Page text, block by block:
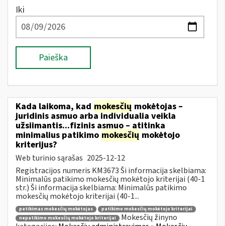
Iki
Paieška
Kada laikoma, kad mokesčių mokėtojas –
juridinis asmuo arba individualia veikla
užsiimantis...fizinis asmuo – atitinka
minimalius patikimo mokesčių mokėtojo
kriterijus?
Web turinio sąrašas 2025-12-12
Registracijos numeris KM3673 Ši informacija skelbiama:
Minimalūs patikimo mokesčių mokėtojo kriterijai (40-1
str.) Ši informacija skelbiama: Minimalūs patikimo
mokesčių mokėtojo kriterijai (40-1...
patikimas mokesčių mokėtojas
patikimo mokesčių mokėtojo kriterijai
nepatikimo mokesčių mokėtojo kriterijai
Mokesčių žinyno